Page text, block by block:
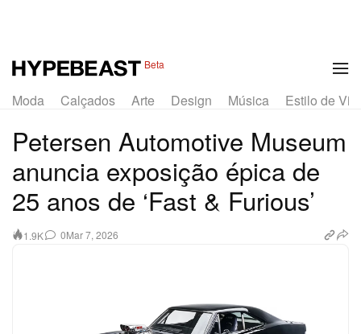
Beta
Moda Calçados Arte Design Música Estilo de
Petersen Automotive Museum
anuncia exposição épica de
25 anos de ‘Fast & Furious’
1.9K 0Mar 7, 2026